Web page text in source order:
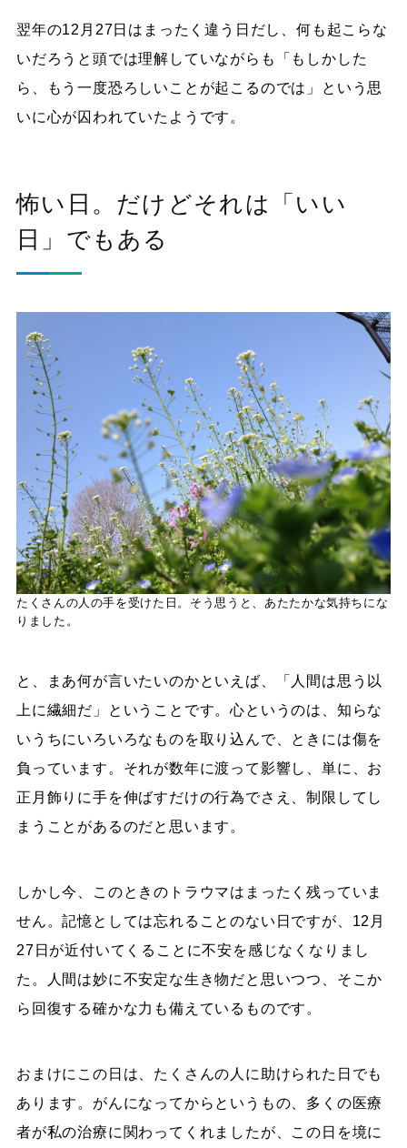
翌年の12月27日はまったく違う日だし、何も起こらな
いだろうと頭では理解していながらも「もしかした
ら、もう一度恐ろしいことが起こるのでは」という思
いに心が囚われていたようです。
怖い日。だけどそれは「いい
日」でもある
たくさんの人の手を受けた日。そう思うと、あたたかな気持ちにな
りました。
と、まあ何が言いたいのかといえば、「人間は思う以
上に繊細だ」ということです。心というのは、知らな
いうちにいろいろなものを取り込んで、ときには傷を
負っています。それが数年に渡って影響し、単に、お
正月飾りに手を伸ばすだけの行為でさえ、制限してし
まうことがあるのだと思います。
しかし今、このときのトラウマはまったく残っていま
せん。記憶としては忘れることのない日ですが、12月
27日が近付いてくることに不安を感じなくなりまし
た。人間は妙に不安定な生き物だと思いつつ、そこか
ら回復する確かな力も備えているものです。
おまけにこの日は、たくさんの人に助けられた日でも
あります。がんになってからというもの、多くの医療
者が私の治療に関わってくれましたが、この日を境に